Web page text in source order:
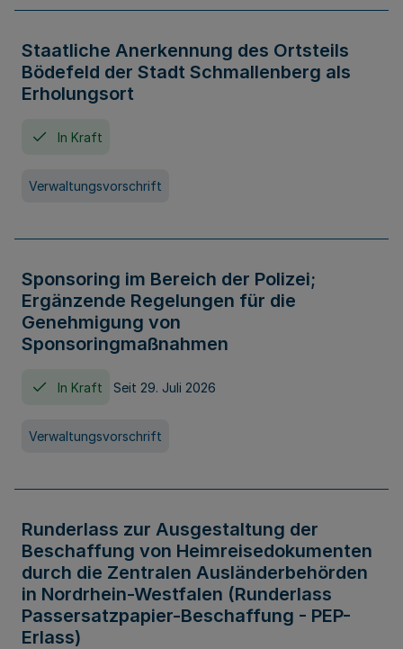
Staatliche Anerkennung des Ortsteils
Bödefeld der Stadt Schmallenberg als
Erholungsort
In Kraft
Verwaltungsvorschrift
Sponsoring im Bereich der Polizei;
Ergänzende Regelungen für die
Genehmigung von
Sponsoringmaßnahmen
In Kraft Seit 29. Juli 2026
Verwaltungsvorschrift
Runderlass zur Ausgestaltung der
Beschaffung von Heimreisedokumenten
durch die Zentralen Ausländerbehörden
in Nordrhein-Westfalen (Runderlass
Passersatzpapier-Beschaffung - PEP-
Erlass)